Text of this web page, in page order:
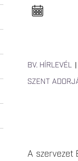
e
l
a
BV. HÍRLEVÉL
SZENT
A szervezet